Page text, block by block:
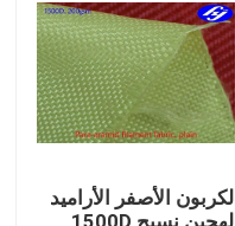
الكربون الأصفر الأراميد